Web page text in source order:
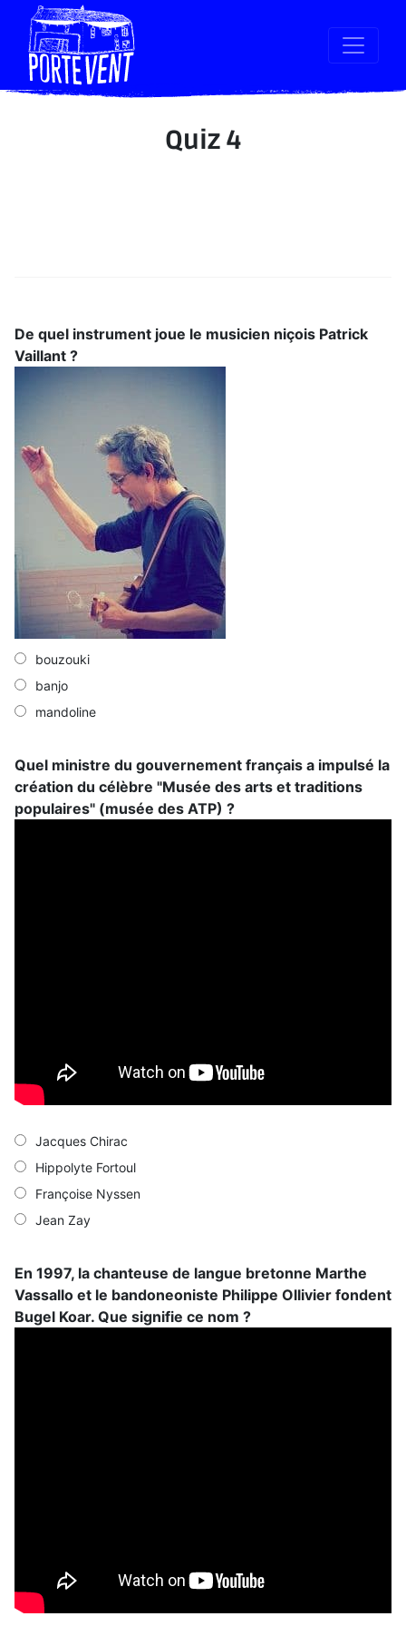
Quiz 4
De quel instrument joue le musicien niçois Patrick
Vaillant ?
bouzouki
banjo
mandoline
Quel ministre du gouvernement français a impulsé la
création du célèbre "Musée des arts et traditions
populaires" (musée des ATP) ?
Jacques Chirac
Hippolyte Fortoul
Françoise Nyssen
Jean Zay
En 1997, la chanteuse de langue bretonne Marthe
Vassallo et le bandoneoniste Philippe Ollivier fondent
Bugel Koar. Que signifie ce nom ?